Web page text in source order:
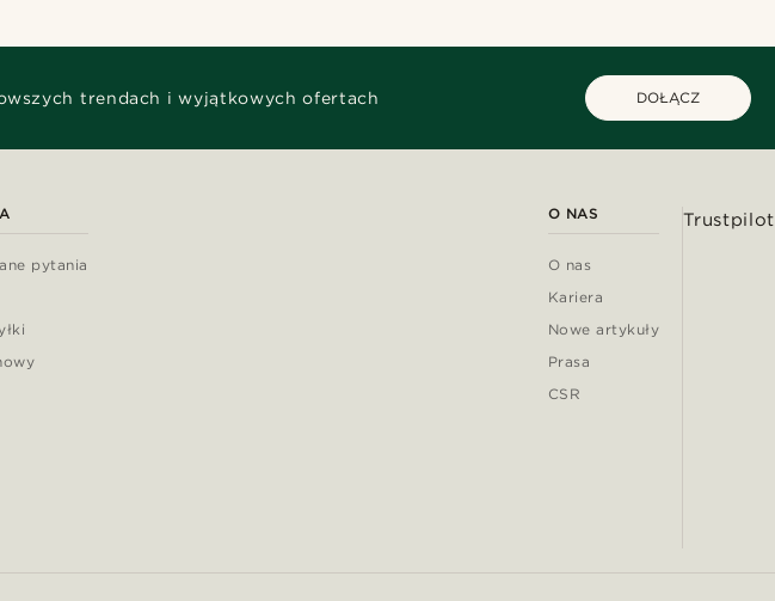
trendach i wyjątkowych ofertach DOŁĄCZ
pytania
O NAS
O nas
Kariera
Nowe artykuły
Prasa
CSR
Trustpilot